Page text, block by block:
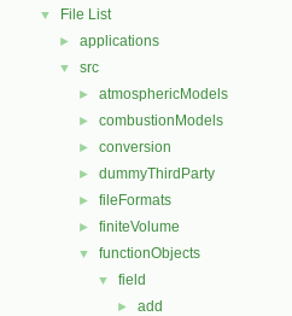
▼ File List
► applications
▼ src
► atmosphericModels
► combustionModels
► conversion
► dummyThirdParty
► fileFormats
► finiteVolume
▼ functionObjects
▼ field
► add